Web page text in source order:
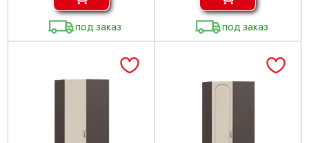
под заказ под заказ